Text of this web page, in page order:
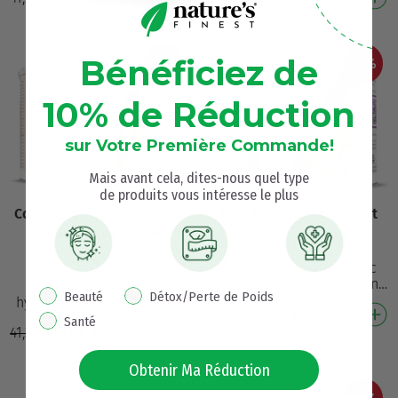
quotidiennes. Collag…
maintenir la…
30%
Collagène Beauty et acide
hyaluronique paquet
Collagène avec acide
hyaluronique et coenzyme
Q10 Formule beauté tout-en-
un : collagène, MSM, biotine,
acide hyaluroniq…
41,38€28,98
30%
Beauty Hyaluron paquet
(3062)
Acide hyaluronique avec
collagène hydrolysé Pépins
de collagène avec haute
biodisponibilité Contient 200
Bénéficiez de
10% de Réduction
sur Votre Première Commande!
Mais avant cela, dites-nous quel type
de produits vous intéresse le plus
pop up interest
Beauté
Détox/Perte de Poids
Santé
Obtenir Ma Réduction